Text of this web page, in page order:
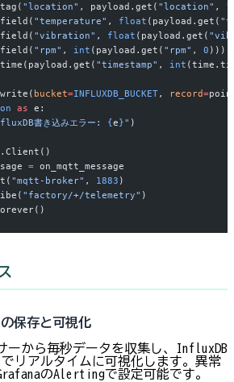
"location" , payload.get( "location" ,
"temperature" , float (payload.get(
"vibration" , float (payload.get(
"rpm" , int (payload.get( "rpm" , 0 )))
"timestamp" , int
bucket=INFLUXDB_BUCKET, record=
as e:
書き込みエラー: {e}" )
= on_mqtt_message
"mqtt-broker" , 1883 )
"factory/+/telemetry" )
保存と可視化
ーから毎秒データを収集し、InfluxDB
リアルタイムに可視化します。異常
のAlertingで設定可能です。